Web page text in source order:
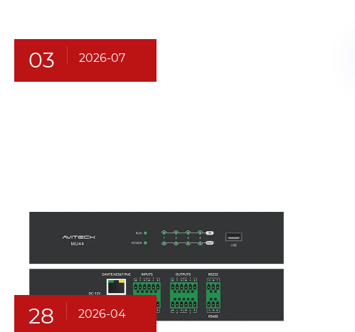
03 2026-07
28 2026-04